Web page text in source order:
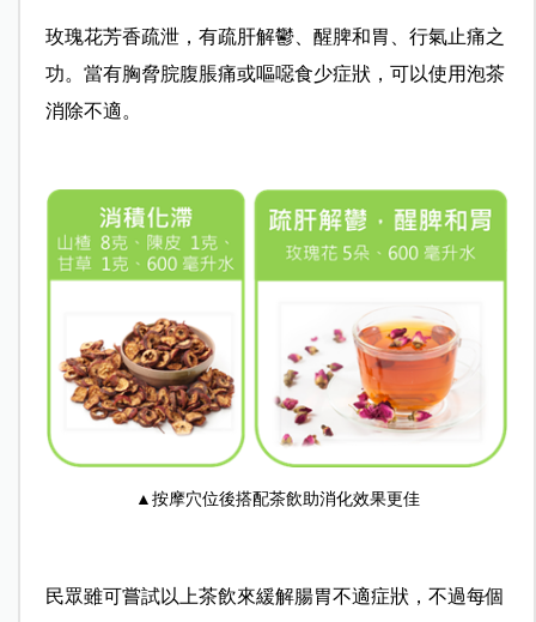
玫瑰花芳香疏泄，有疏肝解鬱、醒脾和胃、行氣止痛之
功。當有胸脅脘腹脹痛或嘔噁食少症狀，可以使用泡茶
消除不適。
▲按摩穴位後搭配茶飲助消化效果更佳
民眾雖可嘗試以上茶飲來緩解腸胃不適症狀，不過每個